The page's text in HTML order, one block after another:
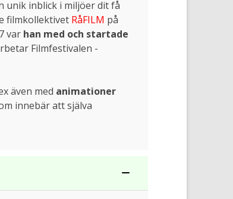
unik inblick i miljöer dit få
filmkollektivet RåFILM på
var han med och startade
Filmfestivalen -
även med animationer
innebär att själva